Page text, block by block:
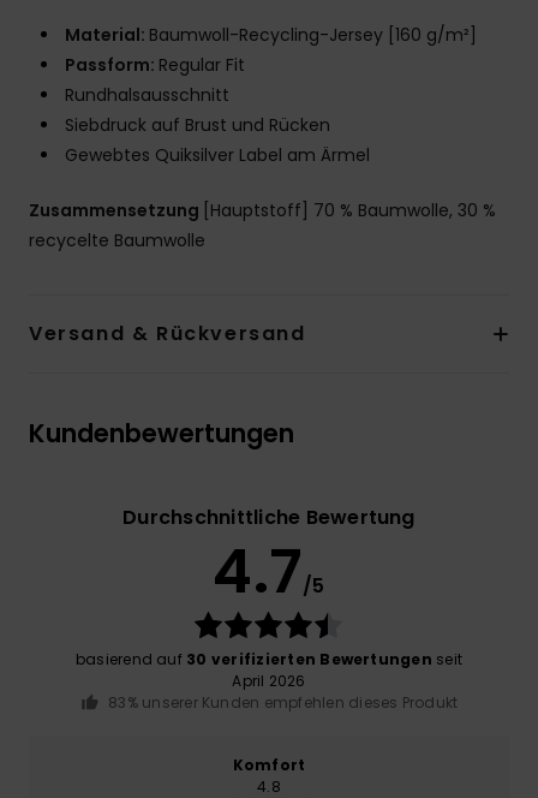
Material: Baumwoll-Recycling-Jersey [160 g/m²]
Passform: Regular Fit
Rundhalsausschnitt
Siebdruck auf Brust und Rücken
Gewebtes Quiksilver Label am Ärmel
Zusammensetzung [Hauptstoff] 70 % Baumwolle, 30 %
recycelte Baumwolle
Versand & Rückversand
Kundenbewertungen
Durchschnittliche Bewertung
4.7/5
basierend auf 30 verifizierten Bewertungen seit
April 2026
83% unserer Kunden empfehlen dieses Produkt
Komfort
4.8